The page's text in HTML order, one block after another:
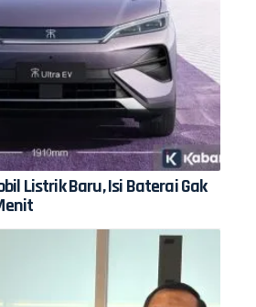
Listrik Baru, Isi Baterai Gak